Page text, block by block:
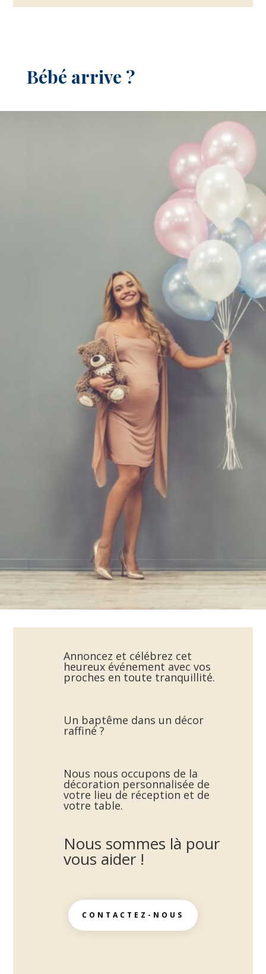
Bébé arrive ?
Annoncez et célébrez cet
heureux événement avec vos
proches en toute tranquillité.
Un baptême dans un décor
raffiné ?
Nous nous occupons de la
décoration personnalisée de
votre lieu de réception et de
votre table.
Nous sommes là pour
vous aider !
CONTACTEZ-NOUS